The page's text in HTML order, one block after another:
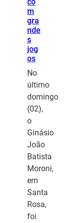
co
m
gra
nde
s
jog
os
No
último
domingo
(02),
o
Ginásio
João
Batista
Moroni,
em
Santa
Rosa,
foi